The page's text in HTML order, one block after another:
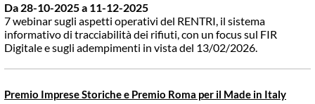
Da 28-10-2025a 11-12-2025
7 webinar sugli aspetti operativi del RENTRI, il sistema
informativo di tracciabilità dei rifiuti, con un focus sul FIR
Digitale e sugli adempimenti in vista del 13/02/2026.
Premio Imprese Storiche e Premio Roma per il Made in Italy